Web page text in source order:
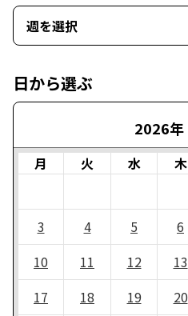
週を選択
日から選ぶ
2026年
月 火 水 木
3
4 5 6
10
11 12 13
17
18 19 20